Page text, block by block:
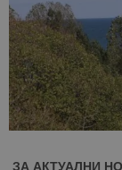
ЗА АКТУАЛНИ